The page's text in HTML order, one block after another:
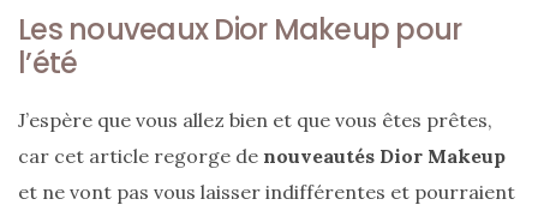
06/06/2026
Les nouveaux Dior Makeup pour
l’été
J’espère que vous allez bien et que vous êtes prêtes,
car cet article regorge de nouveautés Dior Makeup
et ne vont pas vous laisser indifférentes et pourraient